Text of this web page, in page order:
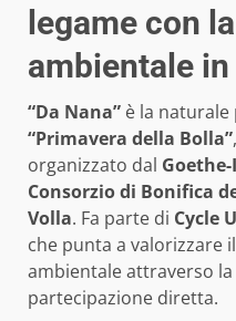
legame con
ambientale
“Da Nana” è la
“Primavera della Bolla”
organizzato dal
Consorzio di Bonifica
Volla. Fa parte di Cycle
che punta a valorizzare
ambientale attraverso
partecipazione diretta.